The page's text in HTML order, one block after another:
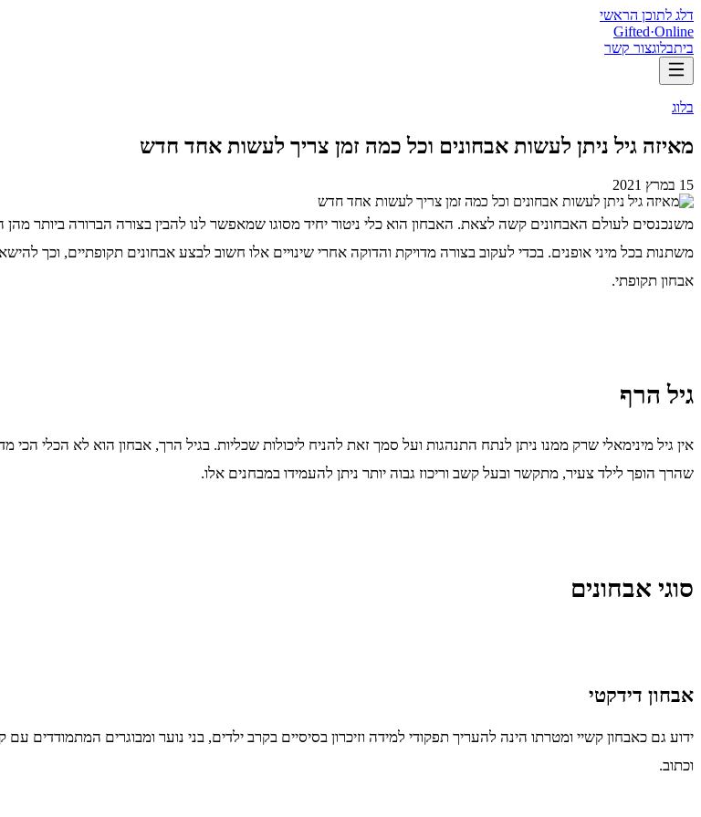
דלג לתוכן הראשי
Gifted·Online
ביתבלוגצור קשר
בלוג
מאיזה גיל ניתן לעשות אבחונים וכל כמה זמן צריך לעשות אחד חדש
15 במרץ 2021
משנכנסים לעולם האבחונים קשה לצאת. האבחון הוא כלי ניטור יחיד מסוגו שמאפשר לנו להבין בצורה הברורה ביותר
משתנות בכל מיני אופנים. בכדי לעקוב בצורה מדויקת והדוקה אחרי שינויים אלו חשוב לבצע אבחונים תקופתיים, וכך
אבחון תקופתי.
גיל הרף
אין גיל מינימאלי שרק ממנו ניתן לנתח התנהגות ועל סמך זאת להניח ליכולות שכליות. בגיל הרך, אבחון הוא לא הכלי
שהרך הופך לילד צעיר, מתקשר ובעל קשב וריכוז גבוה יותר ניתן להעמידו במבחנים אלו.
סוגי אבחונים
אבחון דידקטי
ידוע גם כאבחון קשיי ומטרתו הינה להעריך תפקודי למידה וזיכרון בסיסיים בקרב ילדים, בני נוער ומבוגרים המתמודדים
וכתוב.